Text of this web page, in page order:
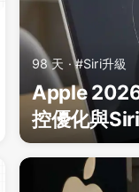
98 天 · #Siri升級
Apple
控優化與